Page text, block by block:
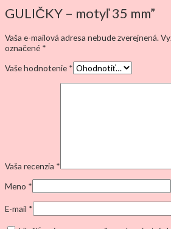
GULIČKY – motyľ 35 mm”
Vaša e-mailová adresa nebude zverejnená.
označené *
Vaše hodnotenie *
Vaša recenzia *
Meno *
E-mail *